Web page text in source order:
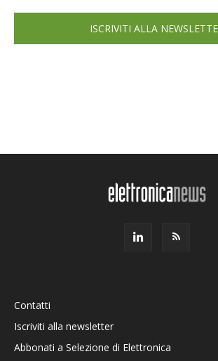
ISCRIVITI ALLA
Contatti
Iscriviti alla newsletter
Abbonati a Selezione di Elettronica